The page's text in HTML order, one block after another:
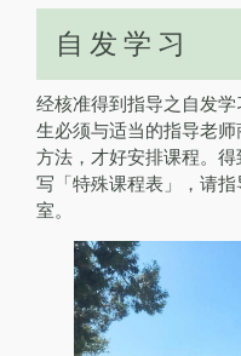
自发学习
经核准得到指导之自发
生必须与适当的指导老
方法，才好安排课程。
写「特殊课程表」，请
室。